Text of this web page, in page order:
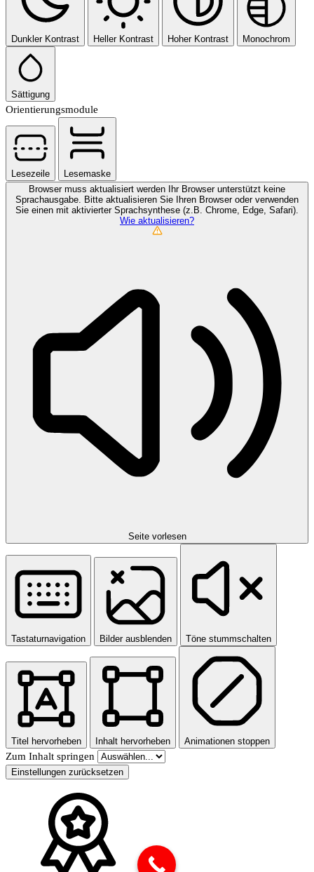
Dunkler Kontrast Heller Kontrast Hoher Kontrast Monochrom
Sättigung
Orientierungsmodule
Lesezeile
Lesemaske
Browser muss aktualisiert werden
Ihr Browser unterstützt keine
Sprachausgabe. Bitte aktualisieren Sie Ihren Browser oder verwenden
Sie einen mit aktivierter Sprachsynthese (z.B. Chrome, Edge, Safari).
Wie aktualisieren?
Seite vorlesen
Tastaturnavigation Bilder ausblenden Töne stummschalten
Titel hervorheben Inhalt hervorheben Animationen stoppen
Zum Inhalt springen
Einstellungen zurücksetzen